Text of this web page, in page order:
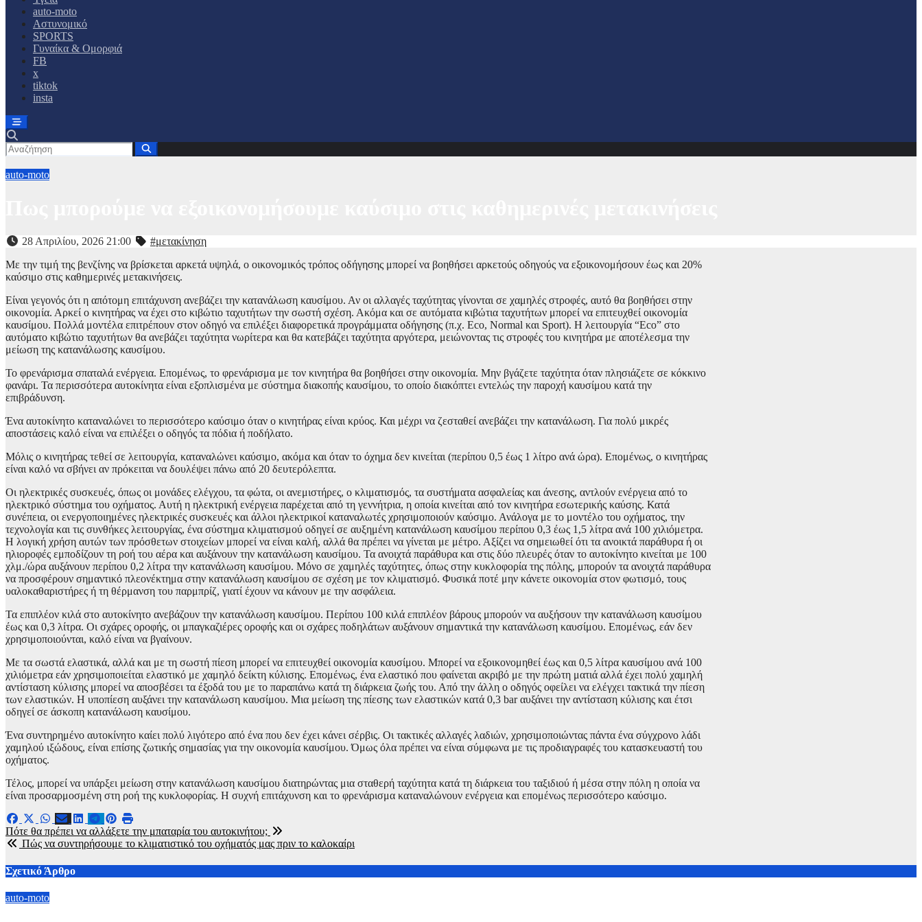
auto-moto
Αστυνομικό
SPORTS
Γυναίκα & Ομορφιά
FB
x
tiktok
insta
auto-moto
28 Απριλίου, 2026 21:00
#μετακίνηση
Με την τιμή της βενζίνης να βρίσκεται αρκετά υψηλά, ο οικονομικός τρόπος οδήγησης μπορεί να βοηθήσει αρκετούς οδηγούς να εξοικονομήσουν έως και 20%
καύσιμο στις καθημερινές μετακινήσεις.
Είναι γεγονός ότι η απότομη επιτάχυνση ανεβάζει την κατανάλωση καυσίμου. Αν οι αλλαγές ταχύτητας γίνονται σε χαμηλές στροφές, αυτό θα βοηθήσει στην
οικονομία. Αρκεί ο κινητήρας να έχει στο κιβώτιο ταχυτήτων την σωστή σχέση. Ακόμα και σε αυτόματα κιβώτια ταχυτήτων μπορεί να επιτευχθεί οικονομία
καυσίμου. Πολλά μοντέλα επιτρέπουν στον οδηγό να επιλέξει διαφορετικά προγράμματα οδήγησης (π.χ. Eco, Normal και Sport). Η λειτουργία “Eco” στο
αυτόματο κιβώτιο ταχυτήτων θα ανεβάζει ταχύτητα νωρίτερα και θα κατεβάζει ταχύτητα αργότερα, μειώνοντας τις στροφές του κινητήρα με αποτέλεσμα την
μείωση της κατανάλωσης καυσίμου.
Το φρενάρισμα σπαταλά ενέργεια. Επομένως, το φρενάρισμα με τον κινητήρα θα βοηθήσει στην οικονομία. Μην βγάζετε ταχύτητα όταν πλησιάζετε σε κόκκινο
φανάρι. Τα περισσότερα αυτοκίνητα είναι εξοπλισμένα με σύστημα διακοπής καυσίμου, το οποίο διακόπτει εντελώς την παροχή καυσίμου κατά την
επιβράδυνση.
Ένα αυτοκίνητο καταναλώνει το περισσότερο καύσιμο όταν ο κινητήρας είναι κρύος. Και μέχρι να ζεσταθεί ανεβάζει την κατανάλωση. Για πολύ μικρές
αποστάσεις καλό είναι να επιλέξει ο οδηγός τα πόδια ή ποδήλατο.
Μόλις ο κινητήρας τεθεί σε λειτουργία, καταναλώνει καύσιμο, ακόμα και όταν το όχημα δεν κινείται (περίπου 0,5 έως 1 λίτρο ανά ώρα). Επομένως, ο κινητήρας
είναι καλό να σβήνει αν πρόκειται να δουλέψει πάνω από 20 δευτερόλεπτα.
Οι ηλεκτρικές συσκευές, όπως οι μονάδες ελέγχου, τα φώτα, οι ανεμιστήρες, ο κλιματισμός, τα συστήματα ασφαλείας και άνεσης, αντλούν ενέργεια από το
ηλεκτρικό σύστημα του οχήματος. Αυτή η ηλεκτρική ενέργεια παρέχεται από τη γεννήτρια, η οποία κινείται από τον κινητήρα εσωτερικής καύσης. Κατά
συνέπεια, οι ενεργοποιημένες ηλεκτρικές συσκευές και άλλοι ηλεκτρικοί καταναλωτές χρησιμοποιούν καύσιμο. Ανάλογα με το μοντέλο του οχήματος, την
τεχνολογία και τις συνθήκες λειτουργίας, ένα σύστημα κλιματισμού οδηγεί σε αυξημένη κατανάλωση καυσίμου περίπου 0,3 έως 1,5 λίτρα ανά 100 χιλιόμετρα.
Η λογική χρήση αυτών των πρόσθετων στοιχείων μπορεί να είναι καλή, αλλά θα πρέπει να γίνεται με μέτρο. Αξίζει να σημειωθεί ότι τα ανοικτά παράθυρα ή οι
ηλιοροφές εμποδίζουν τη ροή του αέρα και αυξάνουν την κατανάλωση καυσίμου. Τα ανοιχτά παράθυρα και στις δύο πλευρές όταν το αυτοκίνητο κινείται με 100
χλμ./ώρα αυξάνουν περίπου 0,2 λίτρα την κατανάλωση καυσίμου. Μόνο σε χαμηλές ταχύτητες, όπως στην κυκλοφορία της πόλης, μπορούν τα ανοιχτά παράθυρα
να προσφέρουν σημαντικό πλεονέκτημα στην κατανάλωση καυσίμου σε σχέση με τον κλιματισμό. Φυσικά ποτέ μην κάνετε οικονομία στον φωτισμό, τους
υαλοκαθαριστήρες ή τη θέρμανση του παρμπρίζ, γιατί έχουν να κάνουν με την ασφάλεια.
Τα επιπλέον κιλά στο αυτοκίνητο ανεβάζουν την κατανάλωση καυσίμου. Περίπου 100 κιλά επιπλέον βάρους μπορούν να αυξήσουν την κατανάλωση καυσίμου
έως και 0,3 λίτρα. Οι σχάρες οροφής, οι μπαγκαζιέρες οροφής και οι σχάρες ποδηλάτων αυξάνουν σημαντικά την κατανάλωση καυσίμου. Επομένως, εάν δεν
χρησιμοποιούνται, καλό είναι να βγαίνουν.
Με τα σωστά ελαστικά, αλλά και με τη σωστή πίεση μπορεί να επιτευχθεί οικονομία καυσίμου. Μπορεί να εξοικονομηθεί έως και 0,5 λίτρα καυσίμου ανά 100
χιλιόμετρα εάν χρησιμοποιείται ελαστικό με χαμηλό δείκτη κύλισης. Επομένως, ένα ελαστικό που φαίνεται ακριβό με την πρώτη ματιά αλλά έχει πολύ χαμηλή
αντίσταση κύλισης μπορεί να αποσβέσει τα έξοδά του με το παραπάνω κατά τη διάρκεια ζωής του. Από την άλλη ο οδηγός οφείλει να ελέγχει τακτικά την πίεση
των ελαστικών. Η υποπίεση αυξάνει την κατανάλωση καυσίμου. Μια μείωση της πίεσης των ελαστικών κατά 0,3 bar αυξάνει την αντίσταση κύλισης και έτσι
οδηγεί σε άσκοπη κατανάλωση καυσίμου.
Ένα συντηρημένο αυτοκίνητο καίει πολύ λιγότερο από ένα που δεν έχει κάνει σέρβις. Οι τακτικές αλλαγές λαδιών, χρησιμοποιώντας πάντα ένα σύγχρονο λάδι
χαμηλού ιξώδους, είναι επίσης ζωτικής σημασίας για την οικονομία καυσίμου. Όμως όλα πρέπει να είναι σύμφωνα με τις προδιαγραφές του κατασκευαστή του
οχήματος.
Τέλος, μπορεί να υπάρξει μείωση στην κατανάλωση καυσίμου διατηρώντας μια σταθερή ταχύτητα κατά τη διάρκεια του ταξιδιού ή μέσα στην πόλη η οποία να
είναι προσαρμοσμένη στη ροή της κυκλοφορίας. Η συχνή επιτάχυνση και το φρενάρισμα καταναλώνουν ενέργεια και επομένως περισσότερο καύσιμο.
Πλοήγηση
άρθρων
Πότε θα πρέπει να αλλάξετε την μπαταρία του αυτοκινήτου;
Πώς να συντηρήσουμε το κλιματιστικό του οχήματός μας πριν το καλοκαίρι
Σχετικό Άρθρο
auto-moto